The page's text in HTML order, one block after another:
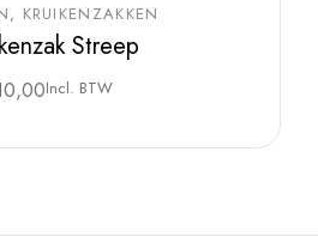
KRUIKENZAKKEN
Streep
Incl. BTW